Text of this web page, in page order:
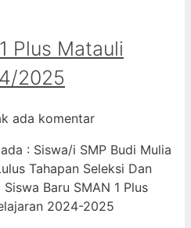
Plus Matauli
2025
ada komentar
: Siswa/i SMP Budi Mulia
Tahapan Seleksi Dan
Baru SMAN 1 Plus
2024-2025